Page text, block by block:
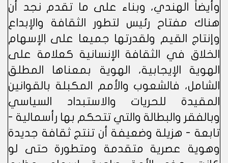
وأيضاً الهندي، وبناء على ما تقدم نجد أن
هناك مفتاح رئيس لتطور الثقافة والإبداع
وإنتاج القيم ولقدرتها جميعا على الإسهام
الخلاق في الثقافة الإنسانية كعلامة على
الهوية الإيجابية، الهوية بمعناها المطلق
الشامل، فالشعوب والأمم المكبلة بالقوانين
المقيدة للحريات والاستبداد السياسي
وبالفقر والبطالة والتي تتحكم بها رأسمالية -
تابعة - هزيلة وضعيفة أن تنتج ثقافة جديدة
وهوية عصرية متقدمة ومتطورة حتى لو